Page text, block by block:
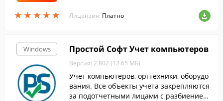
★ ★ ★ ★ ★
★ ★ ★ ★ ★
авлению доступа к информации о компь
ютерах, лицензий программного обеспе
Лицензия: Платно
Windows Простой Софт Учет компьютеров
Версия: 2.802 (12.65 МБ)
Учет компьютеров, оргтехники, оборудо
вания. Все объекты учета закрепляются
за подотчетными лицами с разбиением